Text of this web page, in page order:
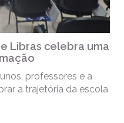
Libras celebra uma
professores e a
a trajetória da escola